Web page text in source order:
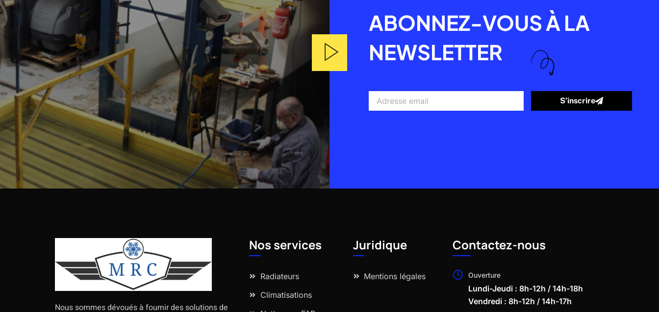
ABONNEZ-VOUS À LA
NEWSLETTER
email
S’inscrire
Nous sommes dévoués à fournir des solutions de
Nos services
Radiateurs
Climatisations
Juridique
Mentions légales
Contactez-nous
Ouverture
Lundi-Jeudi : 8h-12h / 14h-18h
Vendredi : 8h-12h / 14h-17h